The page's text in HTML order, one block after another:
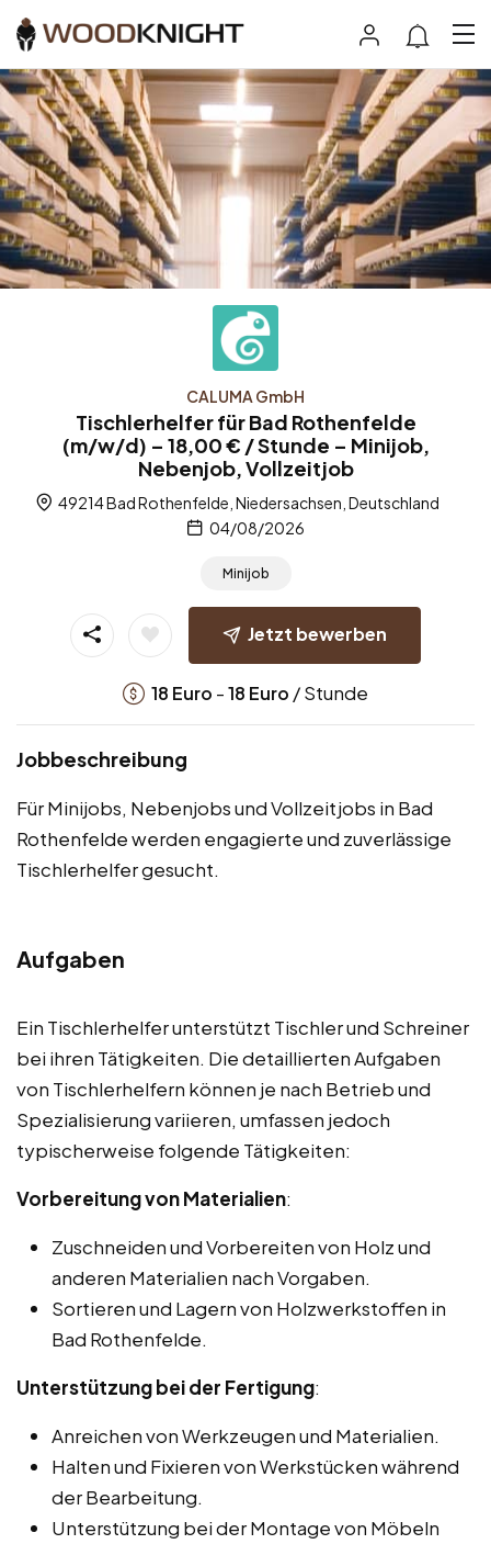
CALUMA GmbH
Tischlerhelfer für Bad Rothenfelde
(m/w/d) – 18,00 € / Stunde – Minijob,
Nebenjob, Vollzeitjob
49214 Bad Rothenfelde, Niedersachsen, Deutschland
04/08/2026
Minijob
Jetzt bewerben
18 Euro -18 Euro / Stunde
Jobbeschreibung
Für Minijobs, Nebenjobs und Vollzeitjobs in Bad
Rothenfelde werden engagierte und zuverlässige
Tischlerhelfer gesucht.
Aufgaben
Ein Tischlerhelfer unterstützt Tischler und Schreiner
bei ihren Tätigkeiten. Die detaillierten Aufgaben
von Tischlerhelfern können je nach Betrieb und
Spezialisierung variieren, umfassen jedoch
typischerweise folgende Tätigkeiten:
Vorbereitung von Materialien:
Zuschneiden und Vorbereiten von Holz und
anderen Materialien nach Vorgaben.
Sortieren und Lagern von Holzwerkstoffen in
Bad Rothenfelde.
Unterstützung bei der Fertigung:
Anreichen von Werkzeugen und Materialien.
Halten und Fixieren von Werkstücken während
der Bearbeitung.
Unterstützung bei der Montage von Möbeln